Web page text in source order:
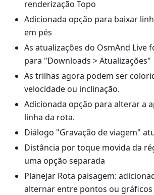
renderização Topo
Adicionada opção para baixar
em pés
As atualizações do OsmAnd Live
para "Downloads > Atualizações"
As trilhas agora podem ser
velocidade ou inclinação.
Adicionada opção para alterar a
linha da rota.
Diálogo "Gravação de viagem"
Distância por toque movida da
uma opção separada
Planejar Rota paisagem:
alternar entre pontos ou gráficos